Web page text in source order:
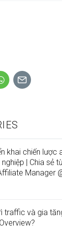
khai chiến lược
| Chia sẻ
Manager
traffic và gia